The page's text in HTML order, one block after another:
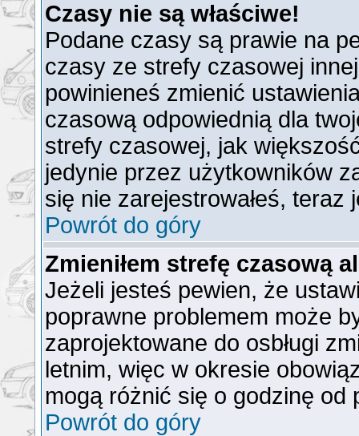
Czasy nie są właściwe!
Podane czasy są prawie na
czasy ze strefy czasowej
powinieneś zmienić
czasową odpowiednią dla
strefy czasowej, jak
jedynie przez użytkowników
się nie zarejestrowałeś,
Powrót do góry
Zmieniłem strefę czasową
Jeżeli jesteś pewien, że
poprawne problemem może
zaprojektowane do osbługi
letnim, więc w okresie
mogą różnić się o godzinę od
Powrót do góry